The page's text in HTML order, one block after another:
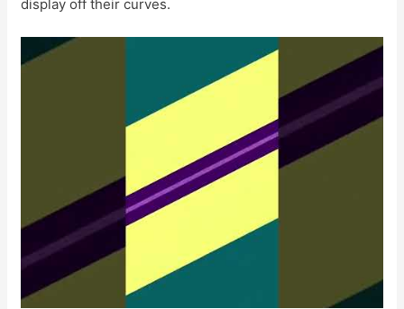
display off their curves.